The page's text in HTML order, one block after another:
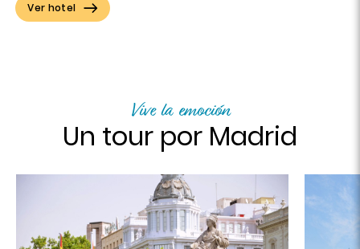
Ver hotel
Vive la emoción
Un tour por Madrid